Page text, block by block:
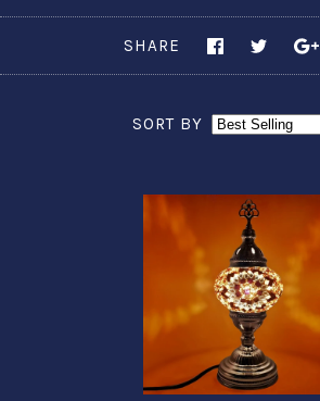
SORT BY
SHARE